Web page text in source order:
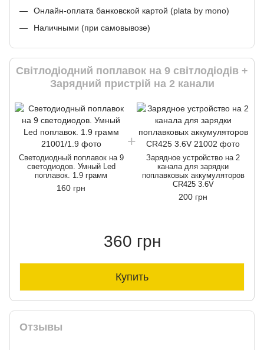
Онлайн-оплата банковской картой (plata by mono)
Наличными (при самовывозе)
Світлодіодний поплавок на 9 світлодіодів +
Зарядний пристрій на 2 канали
Светодиодный поплавок на 9
светодиодов. Умный Led
поплавок. 1.9 грамм
160 грн
Зарядное устройство на 2
канала для зарядки
поплавковых аккумуляторов
CR425 3.6V
200 грн
360 грн
Купить
Отзывы